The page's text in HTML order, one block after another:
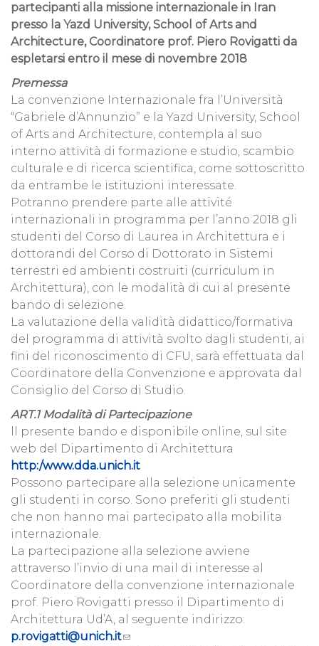
partecipanti alla missione internazionale in Iran
presso la Yazd University, School of Arts and
Architecture, Coordinatore prof. Piero Rovigatti da
espletarsi entro il mese di novembre 2018
Premessa
La convenzione Internazionale fra l’Università
“Gabriele d’Annunzio” e la Yazd University, School
of Arts and Architecture, contempla al suo
interno attività di formazione e studio, scambio
culturale e di ricerca scientifica, come sottoscritto
da entrambe le istituzioni interessate.
Potranno prendere parte alle attivité
internazionali in programma per l’anno 2018 gli
studenti del Corso di Laurea in Architettura e i
dottorandi del Corso di Dottorato in Sistemi
terrestri ed ambienti costruiti (curriculum in
Architettura), con le modalità di cui al presente
bando di selezione.
La valutazione della validità didattico/formativa
del programma di attività svolto dagli studenti, ai
fini del riconoscimento di CFU, sarà effettuata dal
Coordinatore della Convenzione e approvata dal
Consiglio del Corso di Studio.
ART.1 Modalità di Partecipazione
ll presente bando e disponibile online, sul site
web del Dipartimento di Architettura
http:/www.dda.unich.it
Possono partecipare alla selezione unicamente
gli studenti in corso. Sono preferiti gli studenti
che non hanno mai partecipato alla mobilita
internazionale.
La partecipazione alla selezione avviene
attraverso l’invio di una mail di interesse al
Coordinatore della convenzione internazionale
prof. Piero Rovigatti presso il Dipartimento di
Architettura Ud’A, al seguente indirizzo:
p.rovigatti@unich.it